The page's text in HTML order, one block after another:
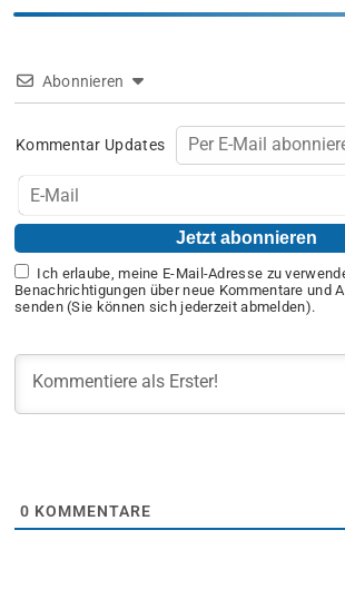
Abonnieren
Kommentar Updates
Ich erlaube, meine E-Mail-Adresse zu
Benachrichtigungen über neue Kommentare und
senden (Sie können sich jederzeit abmelden).
0 KOMMENTARE